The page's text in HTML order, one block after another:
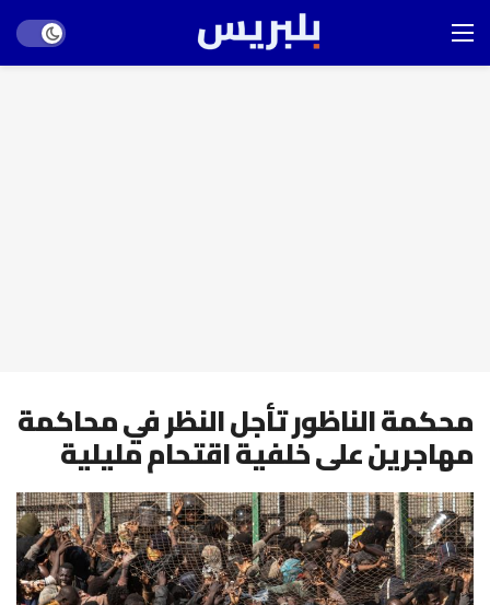
mode
محكمة الناظور تأجل النظر في محاكمة
مهاجرين على خلفية اقتحام مليلية